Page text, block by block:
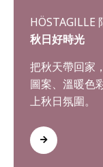
HÖSTAGILLE
秋日好時光
把秋天帶回家
圖案、溫暖色
上秋日氛圍。